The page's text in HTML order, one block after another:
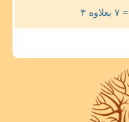
= ۷ بعلاوه ۳